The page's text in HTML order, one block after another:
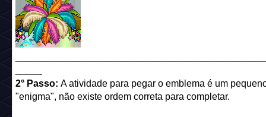
2° Passo: A atividade para pegar o emblema é um
"enigma", não existe ordem correta para completar.